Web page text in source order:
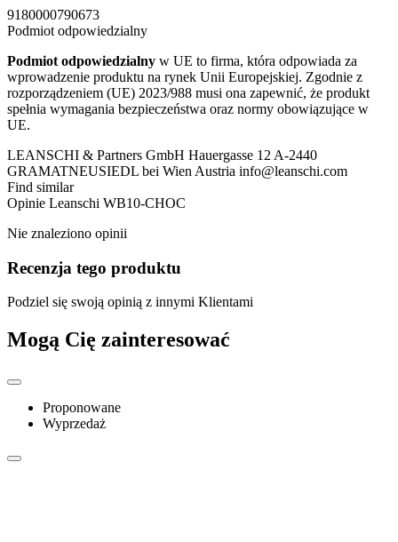
9180000790673
Podmiot odpowiedzialny
Podmiot odpowiedzialny w UE to firma, która odpowiada za
wprowadzenie produktu na rynek Unii Europejskiej. Zgodnie z
rozporządzeniem (UE) 2023/988 musi ona zapewnić, że produkt
spełnia wymagania bezpieczeństwa oraz normy obowiązujące w
UE.
LEANSCHI & Partners GmbH Hauergasse 12 A-2440
GRAMATNEUSIEDL bei Wien Austria info@leanschi.com
Find similar
Opinie Leanschi WB10-CHOC
Nie znaleziono opinii
Recenzja tego produktu
Podziel się swoją opinią z innymi Klientami
Mogą Cię zainteresować
Proponowane
Wyprzedaż